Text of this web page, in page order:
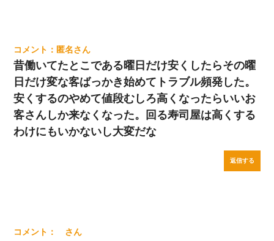
匿名
昔働いてたとこである曜日だけ安くしたらその曜
日だけ変な客ばっかき始めてトラブル頻発した。
安くするのやめて値段むしろ高くなったらいいお
客さんしか来なくなった。回る寿司屋は高くする
わけにもいかないし大変だな
返信する